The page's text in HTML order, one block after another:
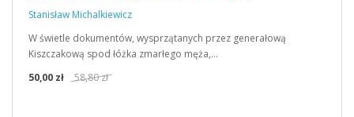
Stanisław Michalkiewicz
W świetle dokumentów, wysprzątanych przez generałową
Kiszczakową spod łóżka zmarłego męża,…
50,00 zł
58,80 zł